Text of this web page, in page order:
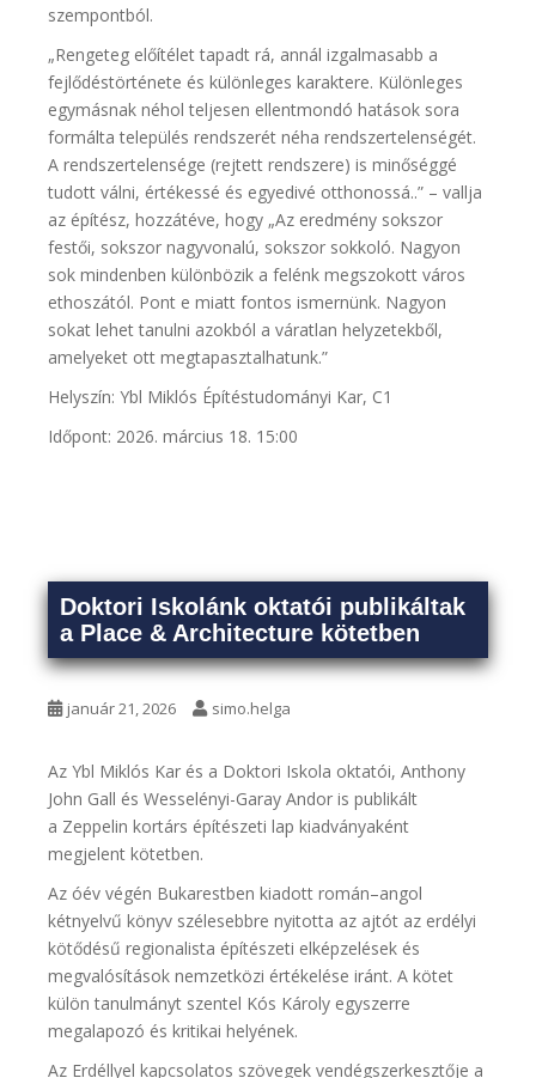
szempontból.
„Rengeteg előítélet tapadt rá, annál izgalmasabb a
fejlődéstörténete és különleges karaktere. Különleges
egymásnak néhol teljesen ellentmondó hatások sora
formálta település rendszerét néha rendszertelenségét.
A rendszertelensége (rejtett rendszere) is minőséggé
tudott válni, értékessé és egyedivé otthonossá..” – vallja
az építész, hozzátéve, hogy „Az eredmény sokszor
festői, sokszor nagyvonalú, sokszor sokkoló. Nagyon
sok mindenben különbözik a felénk megszokott város
ethoszától. Pont e miatt fontos ismernünk. Nagyon
sokat lehet tanulni azokból a váratlan helyzetekből,
amelyeket ott megtapasztalhatunk.”
Helyszín: Ybl Miklós Építéstudományi Kar, C1
Időpont: 2026. március 18. 15:00
Doktori Iskolánk oktatói publikáltak
a Place & Architecture kötetben
január 21, 2026 simo.helga
Az Ybl Miklós Kar és a Doktori Iskola oktatói, Anthony
John Gall és Wesselényi-Garay Andor is publikált
a Zeppelin kortárs építészeti lap kiadványaként
megjelent kötetben.
Az óév végén Bukarestben kiadott román–angol
kétnyelvű könyv szélesebbre nyitotta az ajtót az erdélyi
kötődésű regionalista építészeti elképzelések és
megvalósítások nemzetközi értékelése iránt. A kötet
külön tanulmányt szentel Kós Károly egyszerre
megalapozó és kritikai helyének.
Az Erdéllyel kapcsolatos szövegek vendégszerkesztője a